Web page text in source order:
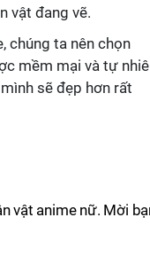
vật đang vẽ.
chúng ta nên chọn
mềm mại và tự
sẽ đẹp hơn rất
vật anime nữ. Mời